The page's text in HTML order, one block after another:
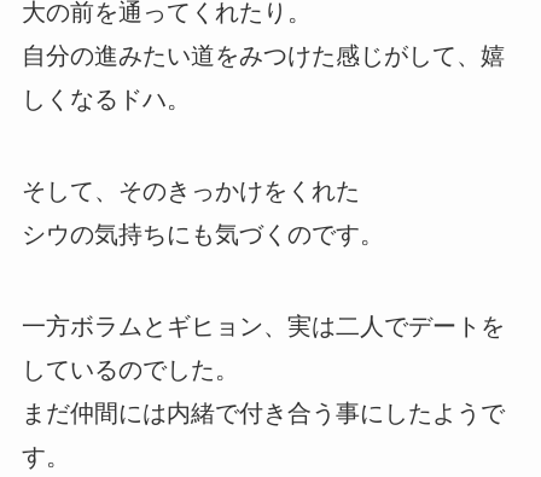
大の前を通ってくれたり。
自分の進みたい道をみつけた感じがして、嬉
しくなるドハ。
そして、そのきっかけをくれた
シウの気持ちにも気づくのです。
一方ボラムとギヒョン、実は二人でデートを
しているのでした。
まだ仲間には内緒で付き合う事にしたようで
す。